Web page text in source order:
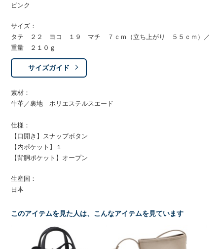
ピンク
サイズ：
タテ ２２ ヨコ １９ マチ ７ｃｍ（立ち上がり ５５ｃｍ）／
重量 ２１０ｇ
サイズガイド
素材：
牛革／裏地 ポリエステルスエード
仕様：
【口開き】スナップボタン
【内ポケット】１
【背胴ポケット】オープン
生産国：
日本
このアイテムを見た人は、こんなアイテムを見ています